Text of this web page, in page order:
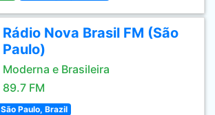
Rádio Nova Brasil FM (São
Paulo)
Moderna e Brasileira
89.7 FM
São Paulo, Brazil